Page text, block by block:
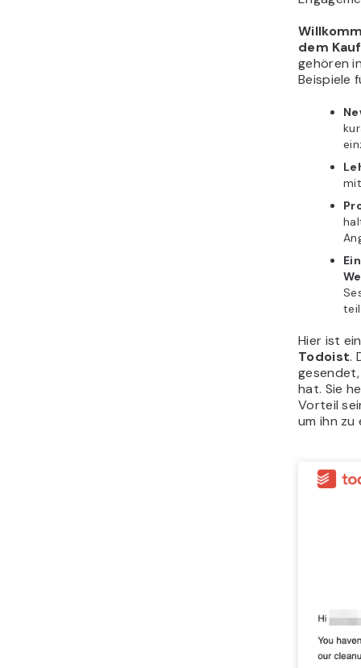
dem Kauf
gehören
Beispiele
Hier ist
Todoist.
hat. Sie
Vorteil
um ihn zu